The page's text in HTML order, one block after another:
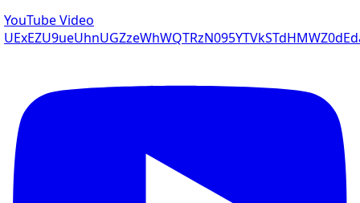
YouTube Video